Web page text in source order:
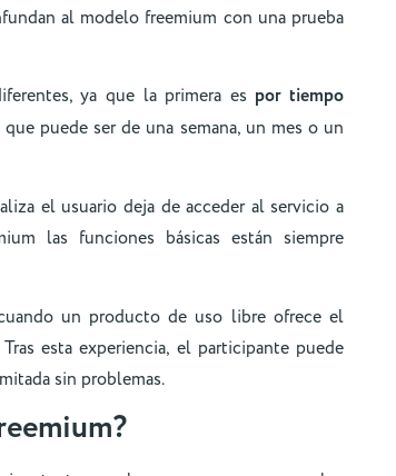
al modelo freemium con una prueba
ya que la primera es por tiempo
que puede ser de una semana, un mes o un
el usuario deja de acceder al servicio a
las funciones básicas están siempre
un producto de uso libre ofrece el
esta experiencia, el participante puede
sin problemas.